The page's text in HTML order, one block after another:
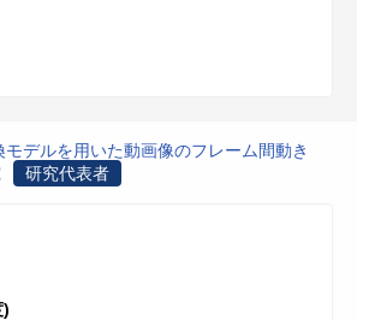
デルを用いた動画像のフレーム間動き
研究代表者
)